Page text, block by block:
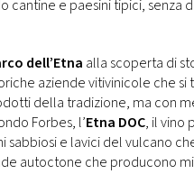
cantine e paesini tipici, senza
dell’Etna alla scoperta di
aziende vitivinicole che si
della tradizione, ma con
Forbes, l’Etna DOC, il vino
sabbiosi e lavici del vulcano
autoctone che producono